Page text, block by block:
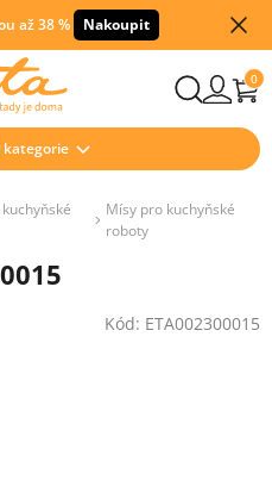
až 38 % Nakoupit
0
kategorie
Mísy pro kuchyňské
roboty
Kód: ETA002300015